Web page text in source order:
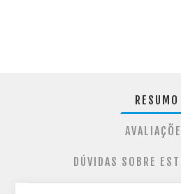
RESUMO
DÚVIDAS SOBRE